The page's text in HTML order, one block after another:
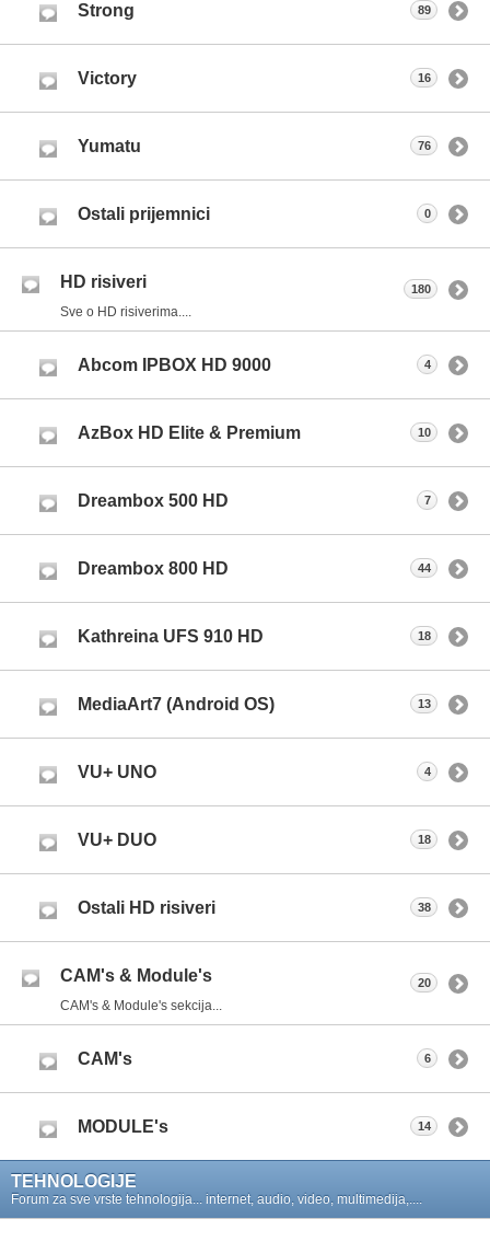
Strong 89
Victory 16
Yumatu 76
Ostali prijemnici 0
HD risiveri
Sve o HD risiverima....
180
Abcom IPBOX HD 9000 4
AzBox HD Elite & Premium 10
Dreambox 500 HD 7
Dreambox 800 HD 44
Kathreina UFS 910 HD 18
MediaArt7 (Android OS) 13
VU+ UNO 4
VU+ DUO 18
Ostali HD risiveri 38
CAM's & Module's
CAM's & Module's sekcija...
20
CAM's 6
MODULE's 14
TEHNOLOGIJE
Forum za sve vrste tehnologija... internet, audio, video, multimedija,....